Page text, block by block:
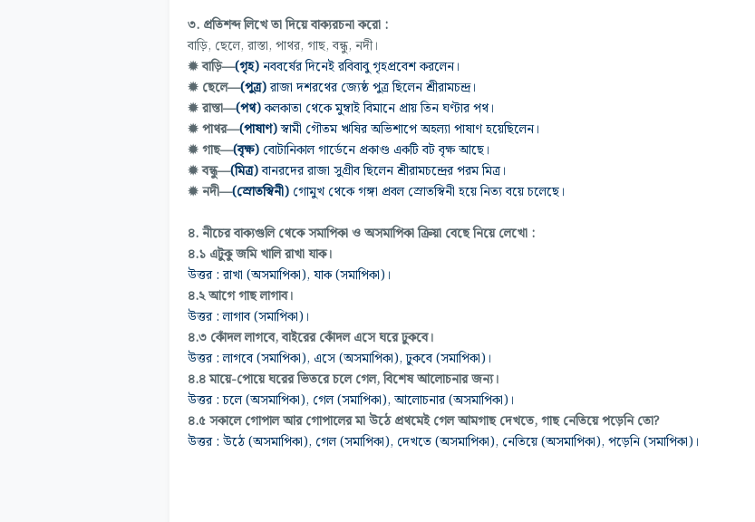
৩. প্রতিশব্দ লিখে তা দিয়ে বাক্যরচনা করো :
বাড়ি, ছেলে, রাস্তা, পাথর, গাছ, বন্ধু, নদী।
✹ বাড়ি—(গৃহ)নববর্ষের দিনেই রবিবাবু গৃহপ্রবেশ করলেন।
✹ ছেলে—(পুত্র)রাজা দশরথের জ্যেষ্ঠ পুত্র ছিলেন শ্রীরামচন্দ্র।
✹ রাস্তা—(পথ)কলকাতা থেকে মুম্বাই বিমানে প্রায় তিন ঘণ্টার পথ।
✹ পাথর—(পাষাণ)স্বামী গৌতম ঋষির অভিশাপে অহল্যা পাষাণ হয়েছিলেন।
✹গাছ—(বৃক্ষ) বোটানিকাল গার্ডেনে প্রকাণ্ড একটি বট বৃক্ষ আছে।
✹ বন্ধু—(মিত্র)বানরদের রাজা সুগ্রীব ছিলেন শ্রীরামচন্দ্রের পরম মিত্র।
✹নদী—(স্রোতস্বিনী) গোমুখ থেকে গঙ্গা প্রবল স্রোতস্বিনী হয়ে নিত্য বয়ে চলেছে।
৪. নীচের বাক্যগুলি থেকে সমাপিকা ও অসমাপিকা ক্রিয়া বেছে নিয়ে লেখো :
৪.১ এটুকু জমি খালি রাখা যাক।
উত্তর : রাখা (অসমাপিকা), যাক (সমাপিকা)।
৪.২ আগে গাছ লাগাব।
উত্তর : লাগাব (সমাপিকা)।
৪.৩ কোঁদললাগবে, বাইরের কোঁদল এসে ঘরে ঢুকবে।
উত্তর : লাগবে (সমাপিকা), এসে (অসমাপিকা), ঢুকবে (সমাপিকা)।
৪.৪ মায়ে-পোয়ে ঘরের ভিতরে চলে গেল, বিশেষ আলোচনার জন্য।
উত্তর : চলে (অসমাপিকা), গেল (সমাপিকা), আলোচনার (অসমাপিকা)।
৪.৫ সকালে গোপাল আর গোপালের মা উঠে প্রথমেই গেল আমগাছ দেখতে, গাছ নেতিয়ে পড়েনি তো?
উত্তর : উঠে (অসমাপিকা), গেল (সমাপিকা), দেখতে (অসমাপিকা), নেতিয়ে (অসমাপিকা), পড়েনি (সমাপিকা)।